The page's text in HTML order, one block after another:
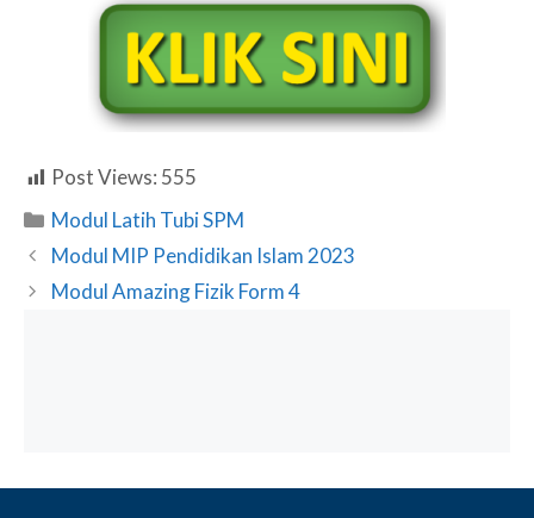
Post Views: 555
Categories
Modul Latih Tubi SPM
Modul MIP Pendidikan Islam 2023
Modul Amazing Fizik Form 4